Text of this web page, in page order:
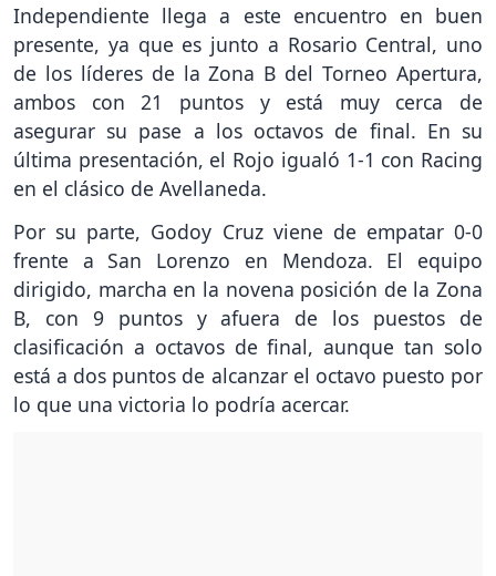
Independiente llega a este encuentro en buen
presente, ya que es junto a Rosario Central, uno
de los líderes de la Zona B del Torneo Apertura,
ambos con 21 puntos y está muy cerca de
asegurar su pase a los octavos de final. En su
última presentación, el Rojo igualó 1-1 con Racing
en el clásico de Avellaneda.
Por su parte, Godoy Cruz viene de empatar 0-0
frente a San Lorenzo en Mendoza. El equipo
dirigido, marcha en la novena posición de la Zona
B, con 9 puntos y afuera de los puestos de
clasificación a octavos de final, aunque tan solo
está a dos puntos de alcanzar el octavo puesto por
lo que una victoria lo podría acercar.